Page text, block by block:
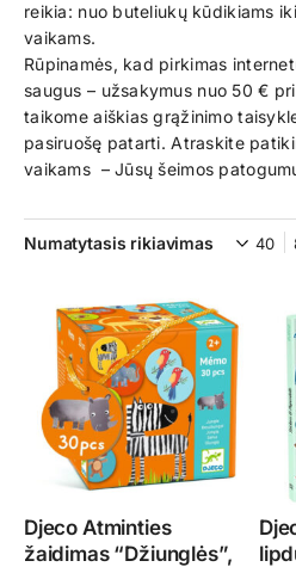
reikia: nuo buteliukų kūdikiams
vaikams.
Rūpinamės, kad pirkimas
saugus – užsakymus nuo 50 €
taikome aiškias grąžinimo
pasiruošę patarti. Atraskite
vaikams – Jūsų šeimos
40
Djeco Atminties
žaidimas “Džiunglės”,